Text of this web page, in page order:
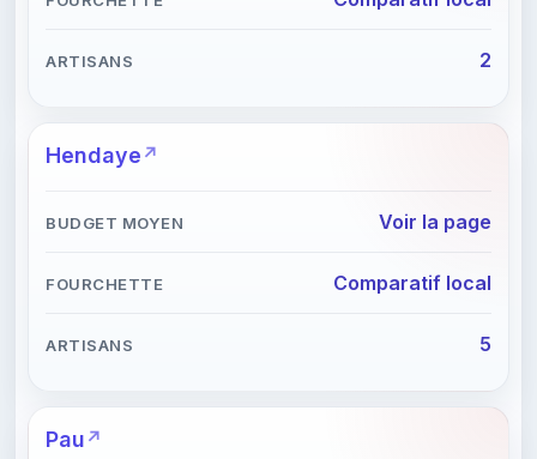
2
Hendaye
Voir la page
Comparatif local
5
Pau